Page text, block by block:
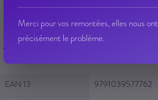
Merci pour vos remontées, elles nous
précisément le problème.
Fiche Technique
EAN 13
9791039577762